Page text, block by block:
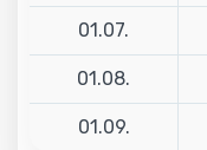
01.07.
01.08.
01.09.